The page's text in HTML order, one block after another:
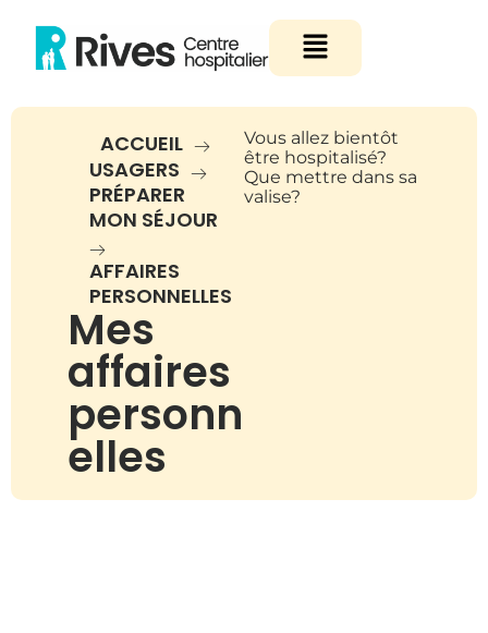
contenu
Menu
ACCUEIL
USAGERS
PRÉPARER
MON SÉJOUR
AFFAIRES
PERSONNELLES
Mes
affaires
personn
elles
Vous allez bientôt
être hospitalisé?
Que mettre dans sa
valise?